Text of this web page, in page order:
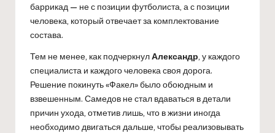
баррикад — не с позиции футболиста, а с позиции
человека, который отвечает за комплектование
состава.
Тем не менее, как подчеркнулАлександр, у каждого
специалиста и каждого человека своя дорога.
Решение покинуть «Факел» было обоюдным и
взвешенным. Самедов не стал вдаваться в детали
причин ухода, отметив лишь, что в жизни иногда
необходимо двигаться дальше, чтобы реализовывать